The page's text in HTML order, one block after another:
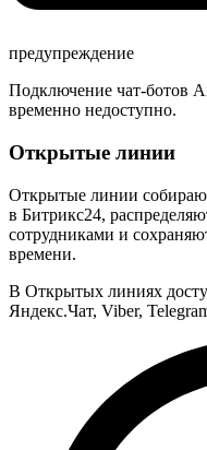
предупреждение
Подключение чат-ботов
временно недоступно.
Открытые линии
Открытые линии
в Битрикс24,
сотрудниками и
времени.
В Открытых линиях
Яндекс.Чат, Viber,